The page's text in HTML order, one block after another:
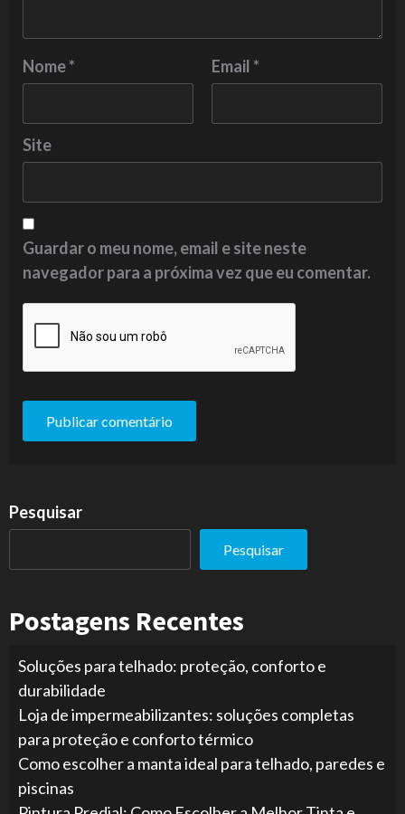
Nome* Email*
Site
Guardar o meu nome, email e site neste
navegador para a próxima vez que eu comentar.
Pesquisar
Pesquisar
Postagens Recentes
Soluções para telhado: proteção, conforto e
durabilidade
Loja de impermeabilizantes: soluções completas
para proteção e conforto térmico
Como escolher a manta ideal para telhado, paredes e
piscinas